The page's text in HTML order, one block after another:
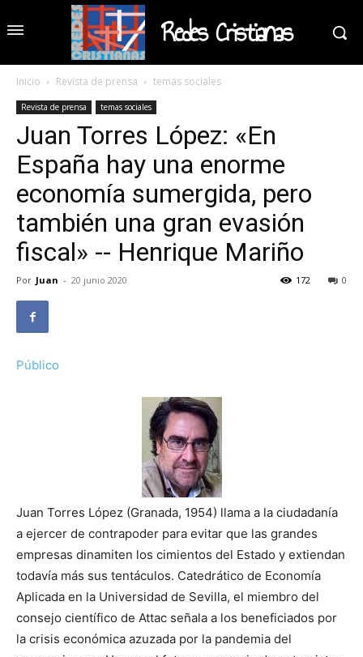
Redes Cristianas
Inicio Revista de prensa temas sociales
Revista de prensa temas sociales
Juan Torres López: «En
España hay una enorme
economía sumergida, pero
también una gran evasión
fiscal» -- Henrique Mariño
Por Juan - 20 junio 2020 0
172
Público
Juan Torres López (Granada, 1954) llama a la ciudadanía
a ejercer de contrapoder para evitar que las grandes
empresas dinamiten los cimientos del Estado y extiendan
todavía más sus tentáculos. Catedrático de Economía
Aplicada en la Universidad de Sevilla, el miembro del
consejo científico de Attac señala a los beneficiados por
la crisis económica azuzada por la pandemia del